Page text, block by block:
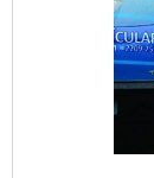
conteúdo.
feita, as
borradas,